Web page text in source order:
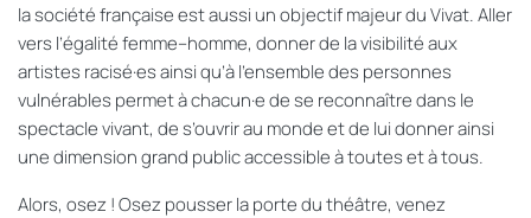
la société française est aussi un objectif majeur du Vivat. Aller
vers l’égalité femme–homme, donner de la visibilité aux
artistes racisé·es ainsi qu’à l’ensemble des personnes
vulnérables permet à chacun·e de se reconnaître dans le
spectacle vivant, de s’ouvrir au monde et de lui donner ainsi
une dimension grand public accessible à toutes et à tous.
Alors, osez ! Osez pousser la porte du théâtre, venez